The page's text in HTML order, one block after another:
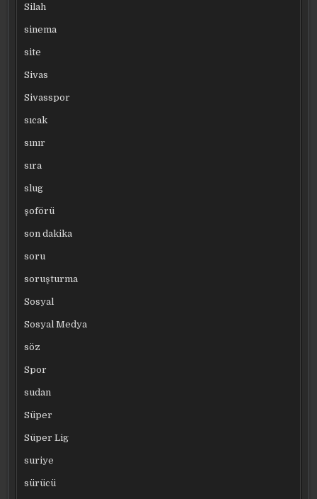
Silah
sinema
site
Sivas
Sivasspor
sıcak
sınır
sıra
slug
şoförü
son dakika
soru
soruşturma
Sosyal
Sosyal Medya
söz
Spor
sudan
Süper
Süper Lig
suriye
sürücü